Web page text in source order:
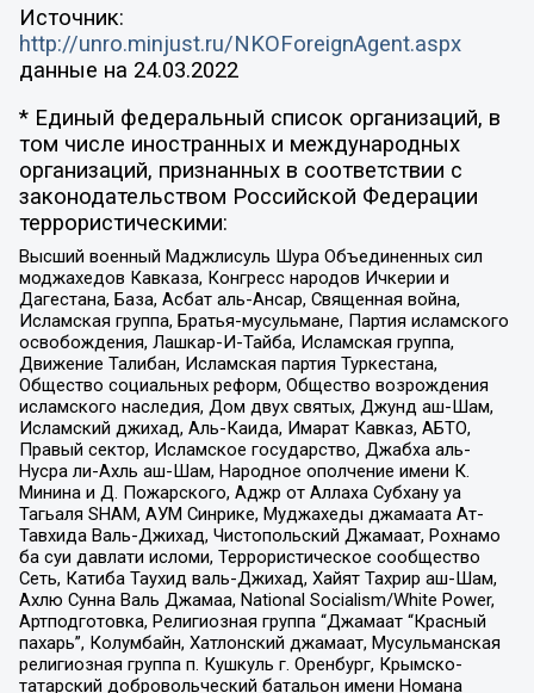
Источник:
http://unro.minjust.ru/NKOForeignAgent.aspx
данные на 24.03.2022
* Единый федеральный список организаций, в
том числе иностранных и международных
организаций, признанных в соответствии с
законодательством Российской Федерации
террористическими:
Высший военный Маджлисуль Шура Объединенных сил
моджахедов Кавказа, Конгресс народов Ичкерии и
Дагестана, База, Асбат аль-Ансар, Священная война,
Исламская группа, Братья-мусульмане, Партия исламского
освобождения, Лашкар-И-Тайба, Исламская группа,
Движение Талибан, Исламская партия Туркестана,
Общество социальных реформ, Общество возрождения
исламского наследия, Дом двух святых, Джунд аш-Шам,
Исламский джихад, Аль-Каида, Имарат Кавказ, АБТО,
Правый сектор, Исламское государство, Джабха аль-
Нусра ли-Ахль аш-Шам, Народное ополчение имени К.
Минина и Д. Пожарского, Аджр от Аллаха Субхану уа
Тагьаля SHAM, АУМ Синрике, Муджахеды джамаата Ат-
Тавхида Валь-Джихад, Чистопольский Джамаат, Рохнамо
ба суи давлати исломи, Террористическое сообщество
Сеть, Катиба Таухид валь-Джихад, Хайят Тахрир аш-Шам,
Ахлю Сунна Валь Джамаа, National Socialism/White Power,
Артподготовка, Религиозная группа “Джамаат “Красный
пахарь”, Колумбайн, Хатлонский джамаат, Мусульманская
религиозная группа п. Кушкуль г. Оренбург, Крымско-
татарский добровольческий батальон имени Номана